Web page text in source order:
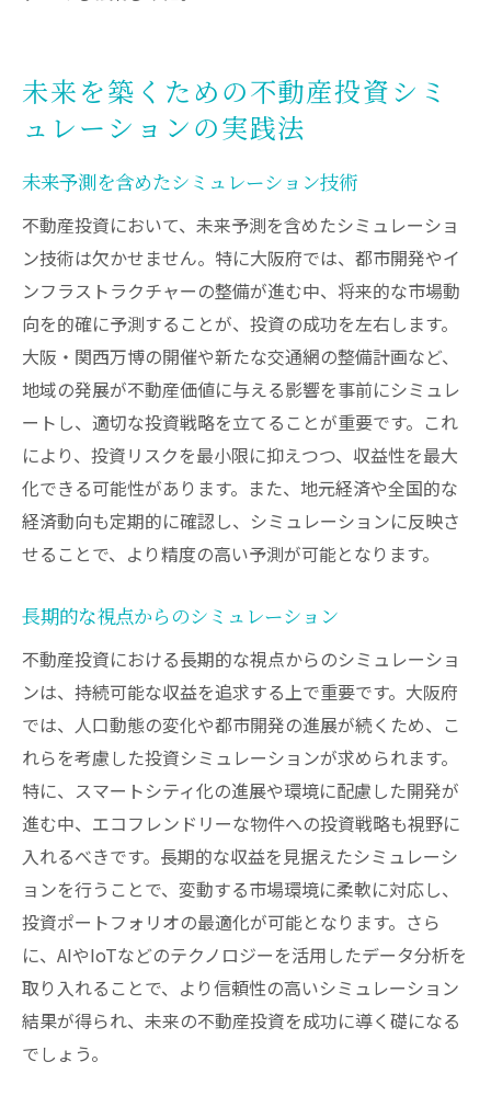
未来を築くための不動産投資シミ
ュレーションの実践法
未来予測を含めたシミュレーション技術
不動産投資において、未来予測を含めたシミュレーショ
ン技術は欠かせません。特に大阪府では、都市開発やイ
ンフラストラクチャーの整備が進む中、将来的な市場動
向を的確に予測することが、投資の成功を左右します。
大阪・関西万博の開催や新たな交通網の整備計画など、
地域の発展が不動産価値に与える影響を事前にシミュレ
ートし、適切な投資戦略を立てることが重要です。これ
により、投資リスクを最小限に抑えつつ、収益性を最大
化できる可能性があります。また、地元経済や全国的な
経済動向も定期的に確認し、シミュレーションに反映さ
せることで、より精度の高い予測が可能となります。
長期的な視点からのシミュレーション
不動産投資における長期的な視点からのシミュレーショ
ンは、持続可能な収益を追求する上で重要です。大阪府
では、人口動態の変化や都市開発の進展が続くため、こ
れらを考慮した投資シミュレーションが求められます。
特に、スマートシティ化の進展や環境に配慮した開発が
進む中、エコフレンドリーな物件への投資戦略も視野に
入れるべきです。長期的な収益を見据えたシミュレーシ
ョンを行うことで、変動する市場環境に柔軟に対応し、
投資ポートフォリオの最適化が可能となります。さら
に、AIやIoTなどのテクノロジーを活用したデータ分析を
取り入れることで、より信頼性の高いシミュレーション
結果が得られ、未来の不動産投資を成功に導く礎になる
でしょう。